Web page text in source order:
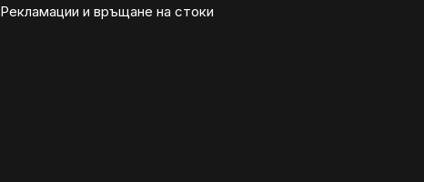
Рекламации и връщане на стоки